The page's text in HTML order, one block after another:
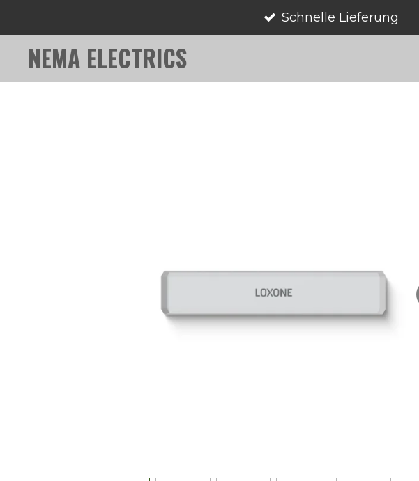
springen
Schnelle Lieferung
NEMA ELECTRICS